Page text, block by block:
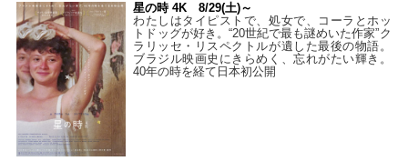
星の時 4K 8/29(土)～
わたしはタイピストで、処⼥で、コーラとホッ
トドッグが好き。“20世紀で最も謎めいた作家”ク
ラリッセ・リスペクトルが遺した最後の物語。
ブラジル映画史にきらめく、忘れがたい輝き。
40年の時を経て⽇本初公開